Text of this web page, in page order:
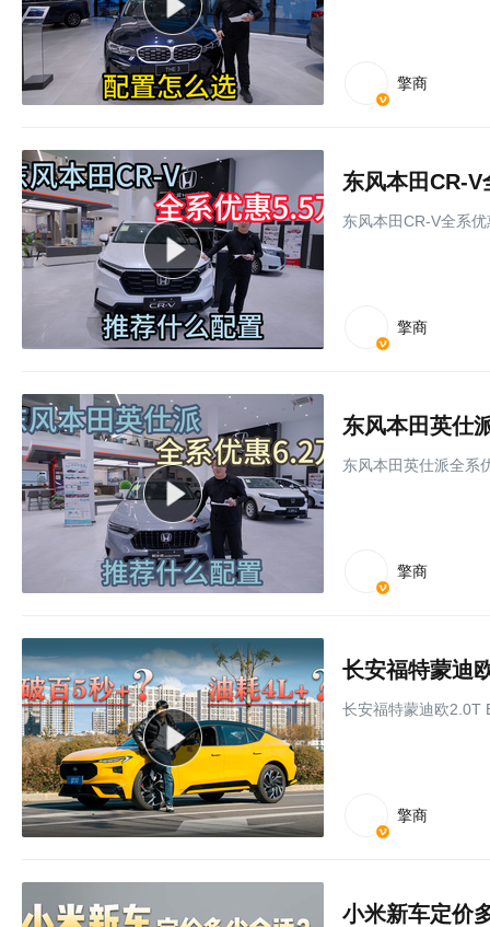
擎商
东风本田CR-
东风本田CR-V全系
擎商
东风本田英仕
东风本田英仕派全系
擎商
长安福特蒙迪
长安福特蒙迪欧2.0T
擎商
小米新车定价